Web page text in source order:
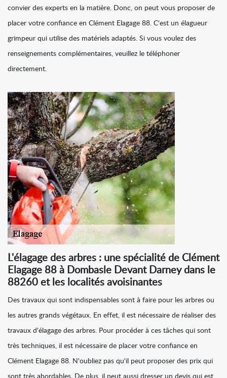
convier des experts en la matière. Donc, on peut vous proposer de
placer votre confiance en Clément Elagage 88. C'est un élagueur
grimpeur qui utilise des matériels adaptés. Si vous voulez des
renseignements complémentaires, veuillez le téléphoner
directement.
L'élagage des arbres : une spécialité de Clément
Elagage 88 à Dombasle Devant Darney dans le
88260 et les localités avoisinantes
Des travaux qui sont indispensables sont à faire pour les arbres ou
les autres grands végétaux. En effet, il est nécessaire de réaliser des
travaux d'élagage des arbres. Pour procéder à ces tâches qui sont
très techniques, il est nécessaire de placer votre confiance en
Clément Elagage 88. N'oubliez pas qu'il peut proposer des prix qui